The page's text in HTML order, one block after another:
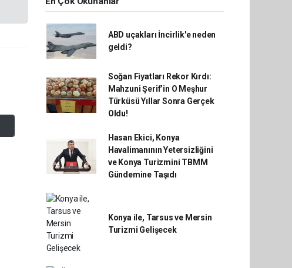
ABD uçakları İncirlik'e neden
geldi?
Soğan Fiyatları Rekor Kırdı:
Mahzuni Şerif’in O Meşhur
Türküsü Yıllar Sonra Gerçek
Oldu!
Hasan Ekici, Konya
Havalimanının Yetersizliğini
ve Konya Turizmini TBMM
Gündemine Taşıdı
Konya ile, Tarsus ve Mersin
Turizmi Gelişecek